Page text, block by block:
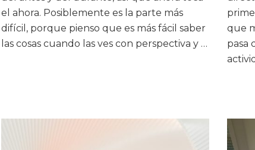
el ahora. Posiblemente es la parte más
difícil, porque pienso que es más fácil saber
las cosas cuando las ves con perspectiva y …
que
pasa